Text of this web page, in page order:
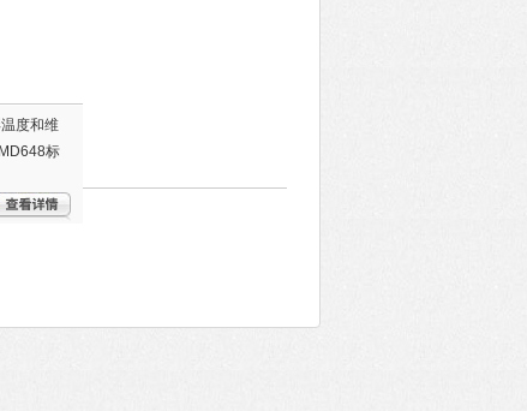
度和维
标